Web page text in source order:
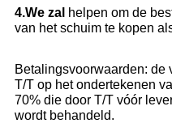
4.We zal helpen om de
van het schuim te kopen
Betalingsvoorwaarden: de
T/T op het ondertekenen
70% die door T/T vóór
wordt behandeld.